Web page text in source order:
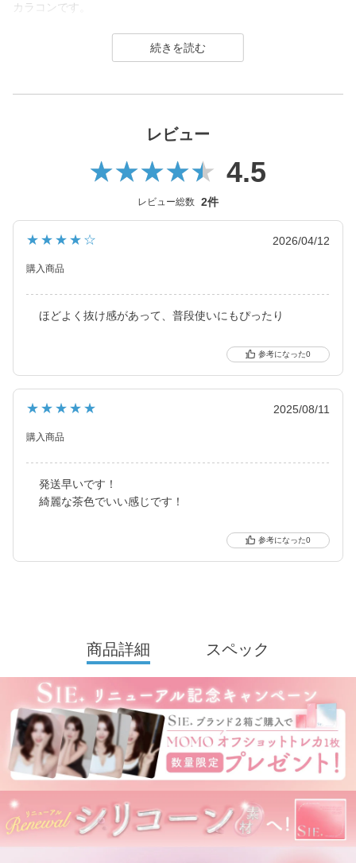
カラコンです。
SIE. 1month（シー マンスリー）はTWICE MOMOさんがイメージ
モデルを務めるコンタクトレンズブランド。
を展開し、2026年7月に、より瞳にやさしいシリコーンハイドロ
(MOON SODAはリニューアル前（高含水）のみの販売となりま
カラーコンタクトレンズは「回らない水光カラコン(※)」の他、垢
抜けトーンアップカラーや安定のブラウンレンズまで豊富なライ
裸眼に近い快適さでトレンド感のある目元を叶えるSIE.（シー）
ズブランドです。
させます。
レビュー
4.5
レビュー総数 2件
★★★★☆ 2026/04/12
購入商品
ほどよく抜け感があって、普段使いにもぴったり
0
★★★★★ 2025/08/11
購入商品
発送早いです！
綺麗な茶色でいい感じです！
0
商品詳細 スペック